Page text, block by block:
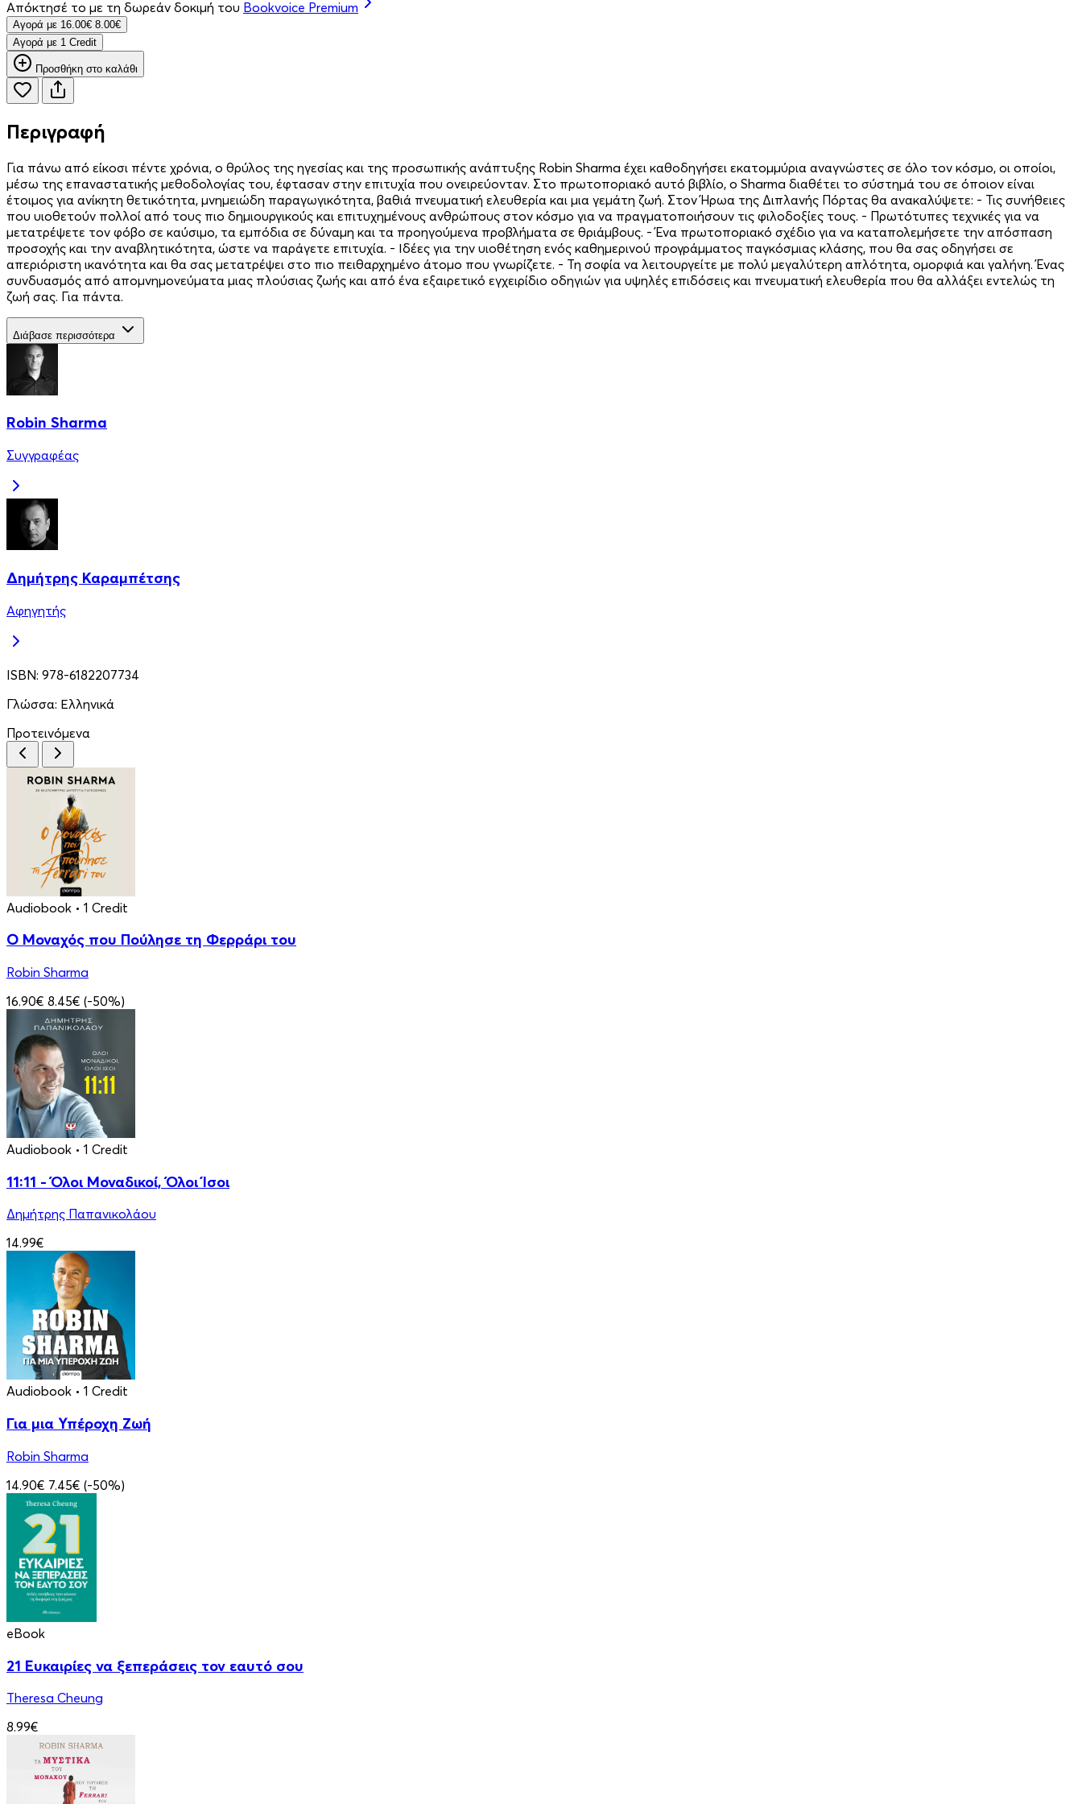
Απόκτησέ το με τη δωρεάν δοκιμή του Bookvoice Premium
Aγορά με 16.00€ 8.00€
Aγορά με 1 Credit
Προσθήκη στο καλάθι
Περιγραφή
Για πάνω από είκοσι πέντε χρόνια, ο θρύλος της ηγεσίας και της προσωπικής ανάπτυξης Robin Sharma έχει καθοδηγήσει εκατομμύρια αναγνώστες σε όλο τον κόσμο, οι οποίοι,
μέσω της επαναστατικής μεθοδολογίας του, έφτασαν στην επιτυχία που ονειρεύονταν. Στο πρωτοποριακό αυτό βιβλίο, ο Sharma διαθέτει το σύστημά του σε όποιον είναι
έτοιμος για ανίκητη θετικότητα, μνημειώδη παραγωγικότητα, βαθιά πνευματική ελευθερία και μια γεμάτη ζωή. Στον Ήρωα της Διπλανής Πόρτας θα ανακαλύψετε: - Τις συνήθειες
που υιοθετούν πολλοί από τους πιο δημιουργικούς και επιτυχημένους ανθρώπους στον κόσμο για να πραγματοποιήσουν τις φιλοδοξίες τους. - Πρωτότυπες τεχνικές για να
μετατρέψετε τον φόβο σε καύσιμο, τα εμπόδια σε δύναμη και τα προηγούμενα προβλήματα σε θριάμβους. - Ένα πρωτοποριακό σχέδιο για να καταπολεμήσετε την απόσπαση
προσοχής και την αναβλητικότητα, ώστε να παράγετε επιτυχία. - Ιδέες για την υιοθέτηση ενός καθημερινού προγράμματος παγκόσμιας κλάσης, που θα σας οδηγήσει σε
απεριόριστη ικανότητα και θα σας μετατρέψει στο πιο πειθαρχημένο άτομο που γνωρίζετε. - Τη σοφία να λειτουργείτε με πολύ μεγαλύτερη απλότητα, ομορφιά και γαλήνη. Ένας
συνδυασμός από απομνημονεύματα μιας πλούσιας ζωής και από ένα εξαιρετικό εγχειρίδιο οδηγιών για υψηλές επιδόσεις και πνευματική ελευθερία που θα αλλάξει εντελώς τη
ζωή σας. Για πάντα.
Διάβασε περισσότερα
Robin Sharma
Συγγραφέας
Δημήτρης Καραμπέτσης
Αφηγητής
ISBN: 978-6182207734
Γλώσσα: Ελληνικά
Προτεινόμενα
Audiobook • 1 Credit
Ο Μοναχός που Πούλησε τη Φερράρι του
Robin Sharma
16.90€ 8.45€ (-50%)
Audiobook • 1 Credit
11:11 - Όλοι Μοναδικοί, Όλοι Ίσοι
Δημήτρης Παπανικολάου
14.99€
Audiobook • 1 Credit
Για μια Υπέροχη Ζωή
Robin Sharma
14.90€ 7.45€ (-50%)
eBook
21 Ευκαιρίες να ξεπεράσεις τον εαυτό σου
Theresa Cheung
8.99€